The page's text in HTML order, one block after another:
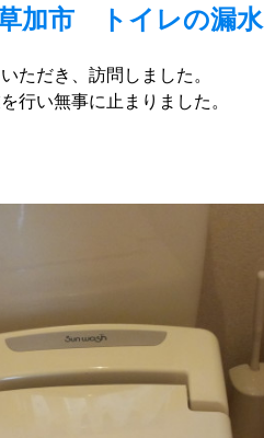
草加市 トイレの漏水
ただき、訪問しました。
行い無事に止まりました。